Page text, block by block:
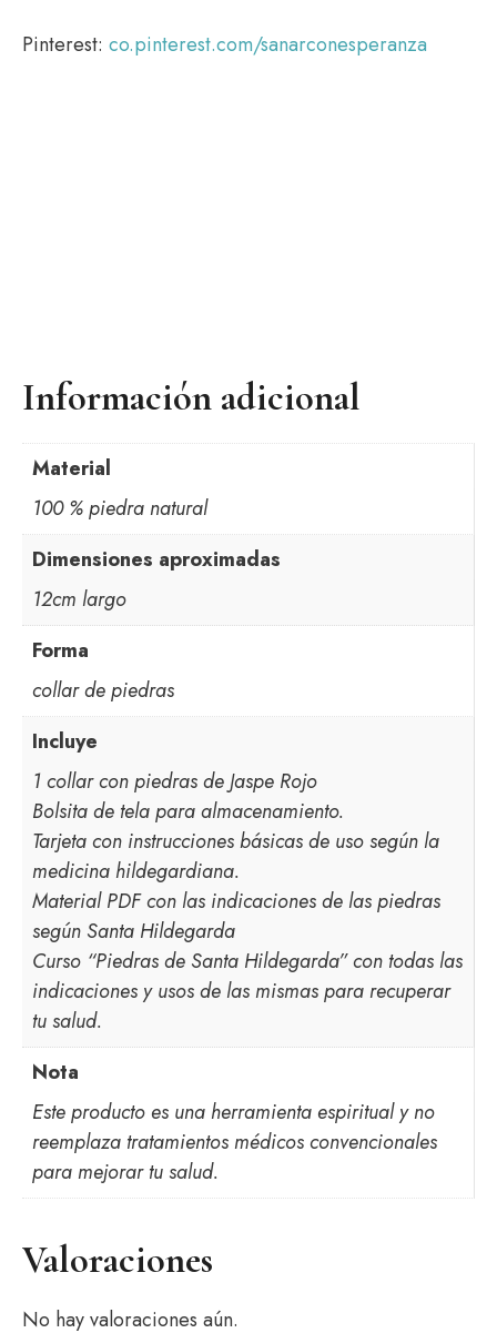
Pinterest: co.pinterest.com/sanarconesperanza
Información adicional
Material
100 % piedra natural
Dimensiones aproximadas
12cm largo
Forma
collar de piedras
Incluye
1 collar con piedras de Jaspe Rojo
Bolsita de tela para almacenamiento.
Tarjeta con instrucciones básicas de uso según la
medicina hildegardiana.
Material PDF con las indicaciones de las piedras
según Santa Hildegarda
Curso “Piedras de Santa Hildegarda” con todas las
indicaciones y usos de las mismas para recuperar
tu salud.
Nota
Este producto es una herramienta espiritual y no
reemplaza tratamientos médicos convencionales
para mejorar tu salud.
Valoraciones
No hay valoraciones aún.